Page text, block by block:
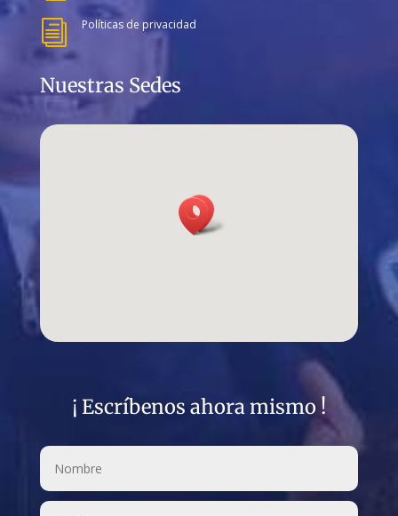
i Políticas de privacidad
Nuestras Sedes
¡ Escríbenos ahora mismo !